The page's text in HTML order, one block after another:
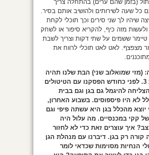
(בזמן שהם ערים) בהתחלה צריך
כל שעה לשירותים ולהושיב אותם בסיר.
שיהיו לך שני סירים וכך תוכלי לקחת
מזה כיף, להקריא סיפור או לשחק
ששמים על שתי דקות וצריך לשבת
מצפצף. לאט לאט תוכלי לרווח את
(מזי שמואלוב שני) הבת שלנו תהיה
בקרוב בת 3. לפני כחודש הפסקנו עם הטיטולים
להיגמל גם בגן וגם בבית
לא היו פיספוסים. בשבוע האחרון,
יוצא מהכלל בגן היא עשתה פיפי וגם
קקי במכנסיים. מה עלול היה
איך עוצרים זאת כדי לא לחזור
קורה רק בגן. דיברנו עם מנהלת הגן
הנחיות מסוימות שכדאי לומר